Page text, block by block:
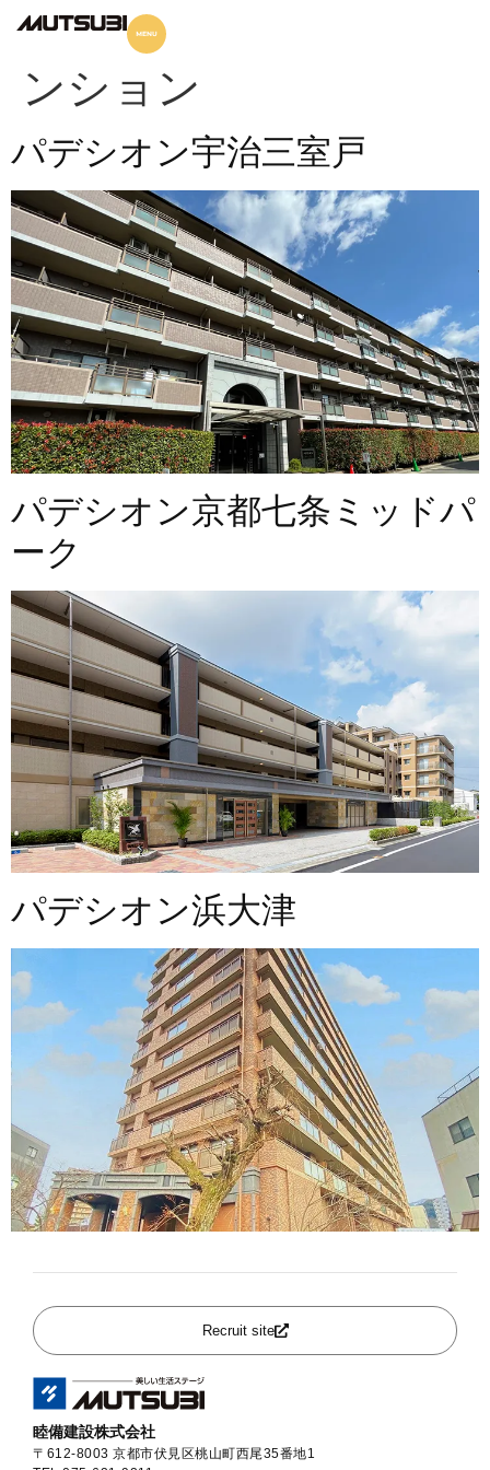
housing-type:
ンション
パデシオン宇治三室戸
パデシオン京都七条ミッドパ
ーク
パデシオン浜大津
Recruit site
睦備建設株式会社
〒612-8003 京都市伏見区桃山町西尾35番地1